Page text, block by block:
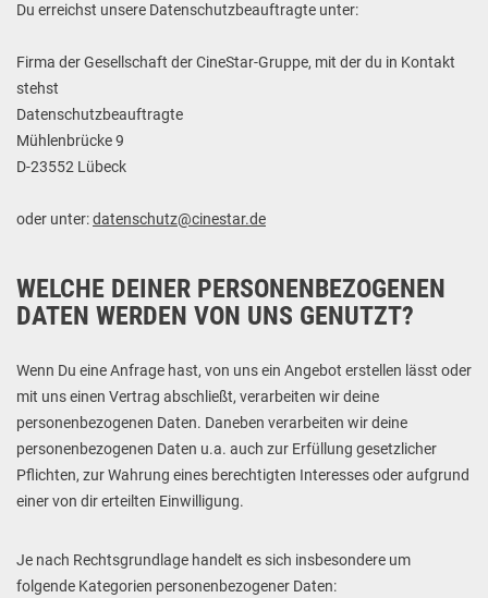
Du erreichst unsere Datenschutzbeauftragte unter:
Firma der Gesellschaft der CineStar-Gruppe, mit der du in Kontakt
stehst
Datenschutzbeauftragte
Mühlenbrücke 9
D-23552 Lübeck
oder unter:datenschutz@cinestar.de
WELCHE DEINER PERSONENBEZOGENEN
DATEN WERDEN VON UNS GENUTZT?
Wenn Du eine Anfrage hast, von uns ein Angebot erstellen lässt oder
mit uns einen Vertrag abschließt, verarbeiten wir deine
personenbezogenen Daten. Daneben verarbeiten wir deine
personenbezogenen Daten u.a. auch zur Erfüllung gesetzlicher
Pflichten, zur Wahrung eines berechtigten Interesses oder aufgrund
einer von dir erteilten Einwilligung.
Je nach Rechtsgrundlage handelt es sich insbesondere um
folgende Kategorien personenbezogener Daten: